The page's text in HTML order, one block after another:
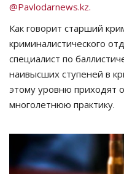
@Pavlodarnews.kz.
Как говорит старший
криминалистического
специалист по
наивысших ступеней в
этому уровню приходят
многолетнюю практику.